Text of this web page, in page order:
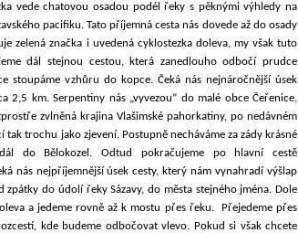
vede chatovou osadou podél řeky s pěknými výhledy na
pacifiku. Tato příjemná cesta nás dovede až do osady
zelená značka i uvedená cyklostezka doleva, my však tuto
dál stejnou cestou, která zanedlouho odbočí prudce
stoupáme vzhůru do kopce. Čeká nás nejnáročnější úsek
2,5 km. Serpentiny nás „vyvezou“ do malé obce Čeřenice,
zvlněná krajina Vlašimské pahorkatiny, po nedávném
tak trochu jako zjevení. Postupně necháváme za zády krásné
do Bělokozel. Odtud pokračujeme po hlavní cestě
nás nejpříjemnější úsek cesty, který nám vynahradí výšlap
zpátky do údolí řeky Sázavy, do města stejného jména. Dole
a jedeme rovně až k mostu přes řeku.
Přejedeme přes
kde budeme odbočovat vlevo. Pokud si však chcete